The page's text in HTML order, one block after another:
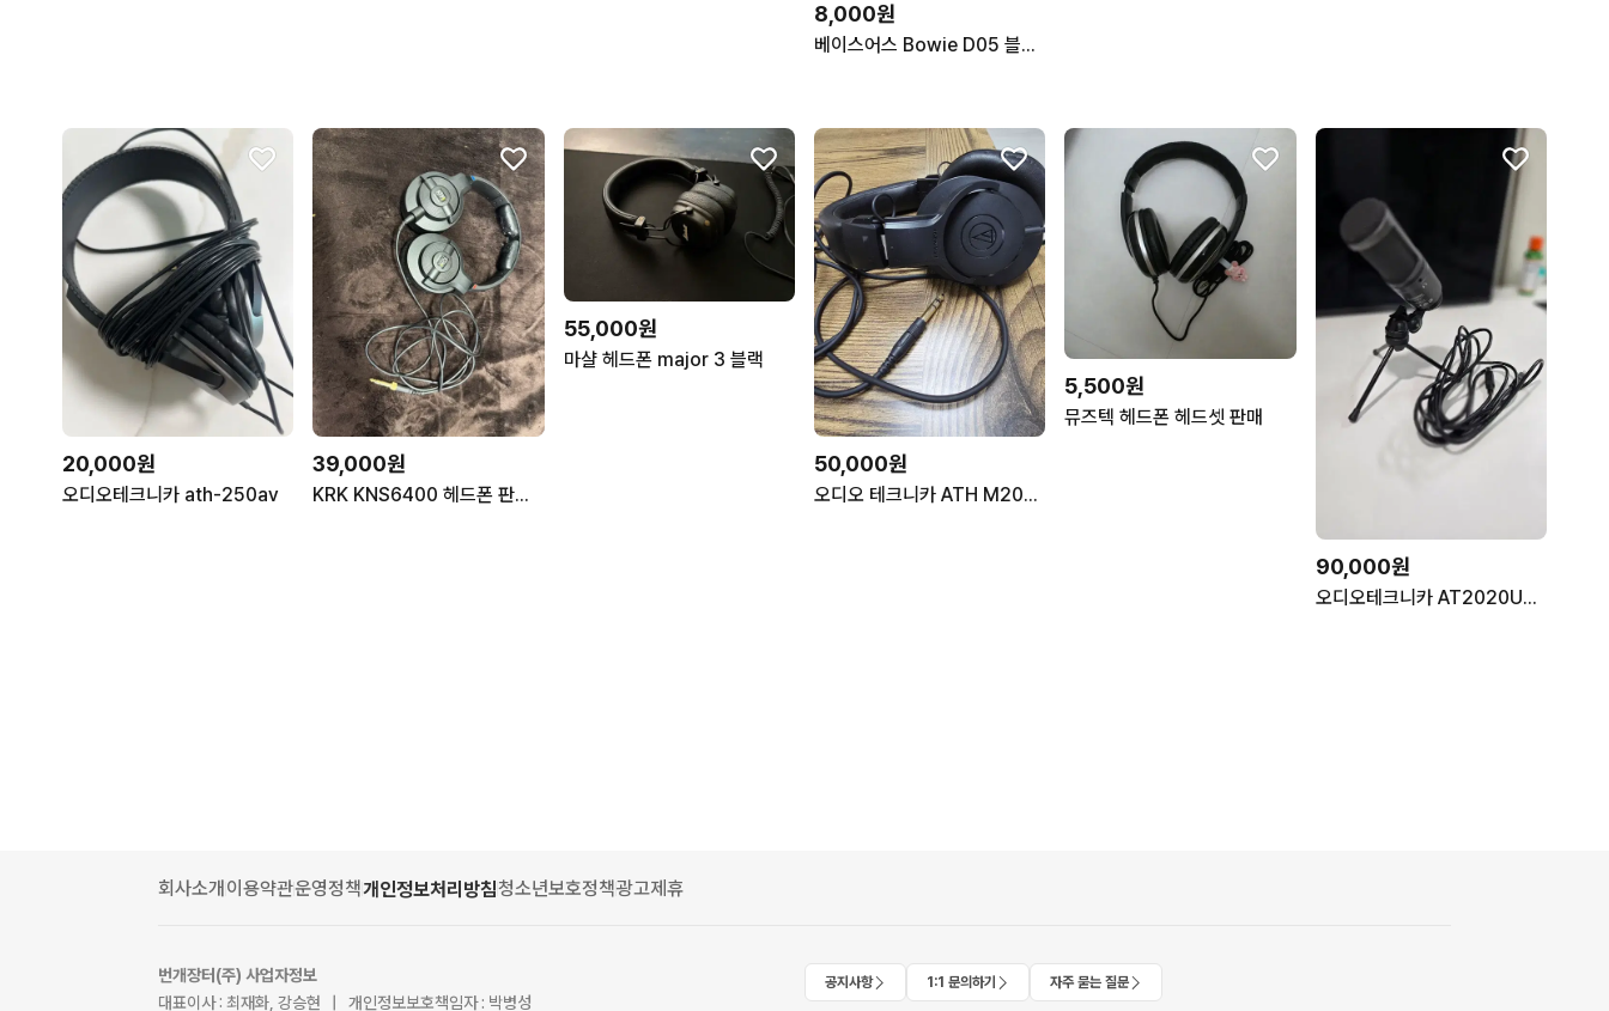
8,000원
베이스어스 Bowie D05 블랙 블루투스 헤드폰
20,000원
오디오테크니카 ath-250av
39,000원
KRK KNS6400 헤드폰 판매 KNS-6400 모니터링
55,000원
마샬 헤드폰 major 3 블랙
50,000원
오디오 테크니카 ATH M20X 헤드폰
5,500원
뮤즈텍 헤드폰 헤드셋 판매
90,000원
오디오테크니카 AT2020USB+ 마이크
회사소개이용약관운영정책개인정보처리방침청소년보호정책광고제휴
번개장터(주) 사업자정보
대표이사 : 최재화, 강승현 | 개인정보보호책임자 : 박병성
공지사항 1:1 문의하기 자주 묻는 질문